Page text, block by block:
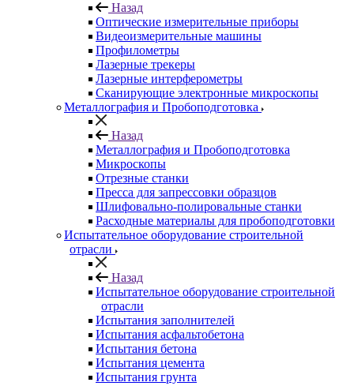
Назад
Оптические измерительные приборы
Видеоизмерительные машины
Профилометры
Лазерные трекеры
Лазерные интерферометры
Сканирующие электронные микроскопы
Металлография и Пробоподготовка
Назад
Металлография и Пробоподготовка
Микроскопы
Отрезные станки
Пресса для запрессовки образцов
Шлифовально-полировальные станки
Расходные материалы для пробоподготовки
Испытательное оборудование строительной
отрасли
Назад
Испытательное оборудование строительной
отрасли
Испытания заполнителей
Испытания асфальтобетона
Испытания бетона
Испытания цемента
Испытания грунта